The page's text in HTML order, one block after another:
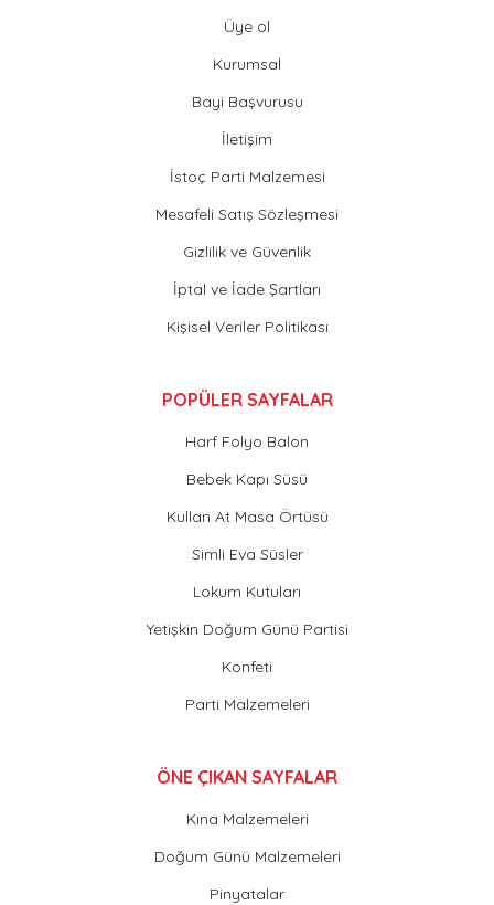
Üye ol
Kurumsal
Bayi Başvurusu
İletişim
İstoç Parti Malzemesi
Mesafeli Satış Sözleşmesi
Gizlilik ve Güvenlik
İptal ve İade Şartları
Kişisel Veriler Politikası
POPÜLER SAYFALAR
Harf Folyo Balon
Bebek Kapı Süsü
Kullan At Masa Örtüsü
Simli Eva Süsler
Lokum Kutuları
Yetişkin Doğum Günü Partisi
Konfeti
Parti Malzemeleri
ÖNE ÇIKAN SAYFALAR
Kına Malzemeleri
Doğum Günü Malzemeleri
Pinyatalar